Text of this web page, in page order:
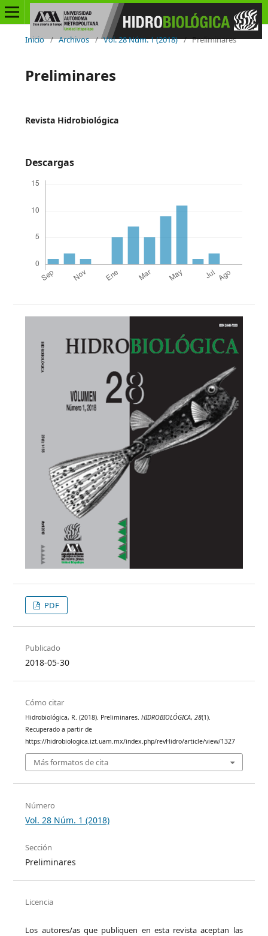
Inicio / Archivos / Vol. 28 Núm. 1 (2018) / Preliminares
Preliminares
Revista Hidrobiológica
Descargas
PDF
Publicado
2018-05-30
Cómo citar
Hidrobiológica, R. (2018). Preliminares.HIDROBIOLÓGICA,28(1).
Recuperado a partir de
https://hidrobiologica.izt.uam.mx/index.php/revHidro/article/view/1327
Más formatos de cita
Número
Vol. 28 Núm. 1 (2018)
Sección
Preliminares
Licencia
Los autores/as que publiquen en esta revista aceptan las